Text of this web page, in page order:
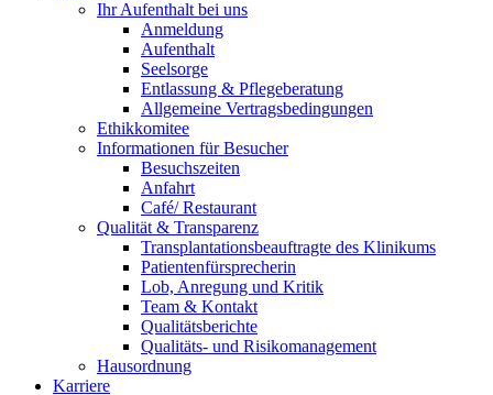
Ihr Aufenthalt bei uns
Anmeldung
Aufenthalt
Seelsorge
Entlassung & Pflegeberatung
Allgemeine Vertragsbedingungen
Ethikkomitee
Informationen für Besucher
Besuchszeiten
Anfahrt
Café/ Restaurant
Qualität & Transparenz
Transplantationsbeauftragte des Klinikums
Patientenfürsprecherin
Lob, Anregung und Kritik
Team & Kontakt
Qualitätsberichte
Qualitäts- und Risikomanagement
Hausordnung
Karriere